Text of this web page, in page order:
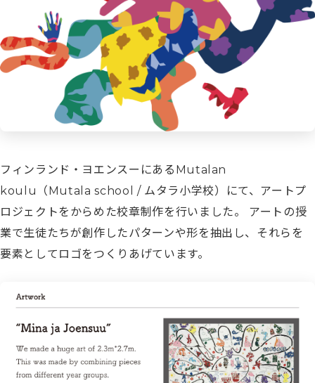
フィンランド・ヨエンスーにあるMutalan
koulu（Mutala school / ムタラ小学校）にて、アートプ
ロジェクトをからめた校章制作を行いました。 アートの授
業で生徒たちが創作したパターンや形を抽出し、それらを
要素としてロゴをつくりあげています。